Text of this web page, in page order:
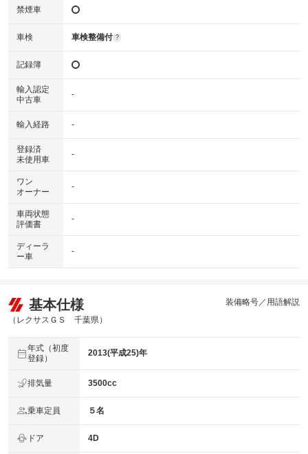
禁煙車
車検 車検整備付 ?
記録簿
輸入認定
中古車
-
輸入経路 -
登録済
未使用車
-
ワン
オーナー
-
車両状態
評価書
-
ディーラ
ー車
-
基本仕様
（レクサスＧＳ 千葉県）
装備略号／用語解説
年式（初度
登録）
2013(平成25)年
排気量 3500cc
乗車定員 ５名
ドア 4D